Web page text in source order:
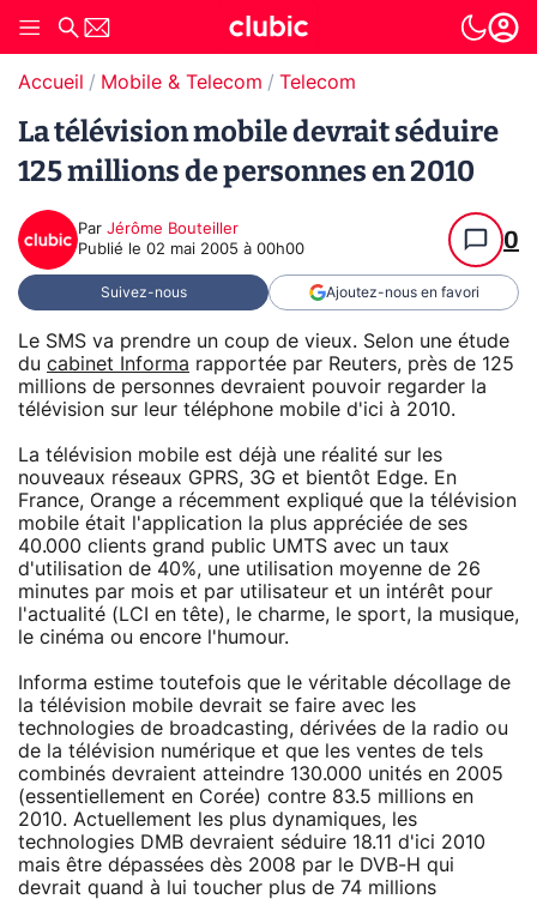
Accueil Mobile & Telecom Telecom
La télévision mobile devrait séduire
125 millions de personnes en 2010
Par Jérôme Bouteiller
Publié le 02 mai 2005 à 00h00 0
Suivez-nous Ajoutez-nous en favori
Le SMS va prendre un coup de vieux. Selon une étude
du cabinet Informa rapportée par Reuters, près de 125
millions de personnes devraient pouvoir regarder la
télévision sur leur téléphone mobile d'ici à 2010.
La télévision mobile est déjà une réalité sur les
nouveaux réseaux GPRS, 3G et bientôt Edge. En
France, Orange a récemment expliqué que la télévision
mobile était l'application la plus appréciée de ses
40.000 clients grand public UMTS avec un taux
d'utilisation de 40%, une utilisation moyenne de 26
minutes par mois et par utilisateur et un intérêt pour
l'actualité (LCI en tête), le charme, le sport, la musique,
le cinéma ou encore l'humour.
Informa estime toutefois que le véritable décollage de
la télévision mobile devrait se faire avec les
technologies de broadcasting, dérivées de la radio ou
de la télévision numérique et que les ventes de tels
combinés devraient atteindre 130.000 unités en 2005
(essentiellement en Corée) contre 83.5 millions en
2010. Actuellement les plus dynamiques, les
technologies DMB devraient séduire 18.11 d'ici 2010
mais être dépassées dès 2008 par le DVB-H qui
devrait quand à lui toucher plus de 74 millions